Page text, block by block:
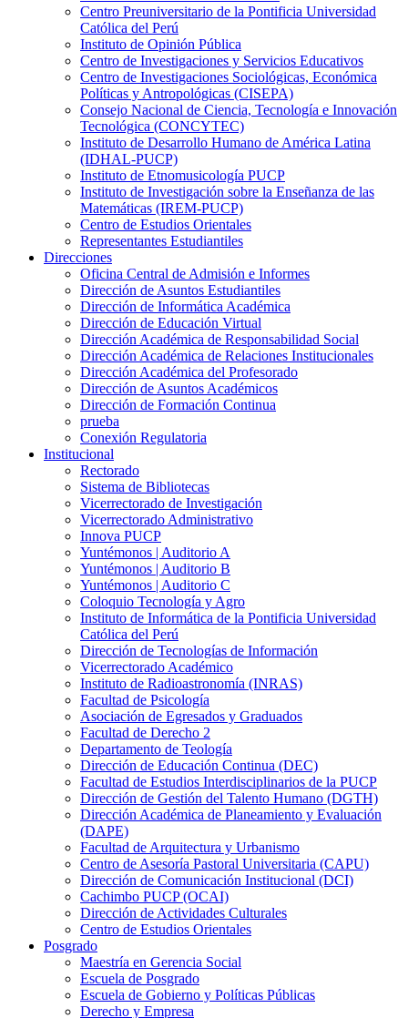
Centro Preuniversitario de la Pontificia Universidad
Católica del Perú
Instituto de Opinión Pública
Centro de Investigaciones y Servicios Educativos
Centro de Investigaciones Sociológicas, Económica
Políticas y Antropológicas (CISEPA)
Consejo Nacional de Ciencia, Tecnología e Innovación
Tecnológica (CONCYTEC)
Instituto de Desarrollo Humano de América Latina
(IDHAL-PUCP)
Instituto de Etnomusicología PUCP
Instituto de Investigación sobre la Enseñanza de las
Matemáticas (IREM-PUCP)
Centro de Estudios Orientales
Representantes Estudiantiles
Direcciones
Oficina Central de Admisión e Informes
Dirección de Asuntos Estudiantiles
Dirección de Informática Académica
Dirección de Educación Virtual
Dirección Académica de Responsabilidad Social
Dirección Académica de Relaciones Institucionales
Dirección Académica del Profesorado
Dirección de Asuntos Académicos
Dirección de Formación Continua
prueba
Conexión Regulatoria
Institucional
Rectorado
Sistema de Bibliotecas
Vicerrectorado de Investigación
Vicerrectorado Administrativo
Innova PUCP
Yuntémonos | Auditorio A
Yuntémonos | Auditorio B
Yuntémonos | Auditorio C
Coloquio Tecnología y Agro
Instituto de Informática de la Pontificia Universidad
Católica del Perú
Dirección de Tecnologías de Información
Vicerrectorado Académico
Instituto de Radioastronomía (INRAS)
Facultad de Psicología
Asociación de Egresados y Graduados
Facultad de Derecho 2
Departamento de Teología
Dirección de Educación Continua (DEC)
Facultad de Estudios Interdisciplinarios de la PUCP
Dirección de Gestión del Talento Humano (DGTH)
Dirección Académica de Planeamiento y Evaluación
(DAPE)
Facultad de Arquitectura y Urbanismo
Centro de Asesoría Pastoral Universitaria (CAPU)
Dirección de Comunicación Institucional (DCI)
Cachimbo PUCP (OCAI)
Dirección de Actividades Culturales
Centro de Estudios Orientales
Posgrado
Maestría en Gerencia Social
Escuela de Posgrado
Escuela de Gobierno y Políticas Públicas
Derecho y Empresa